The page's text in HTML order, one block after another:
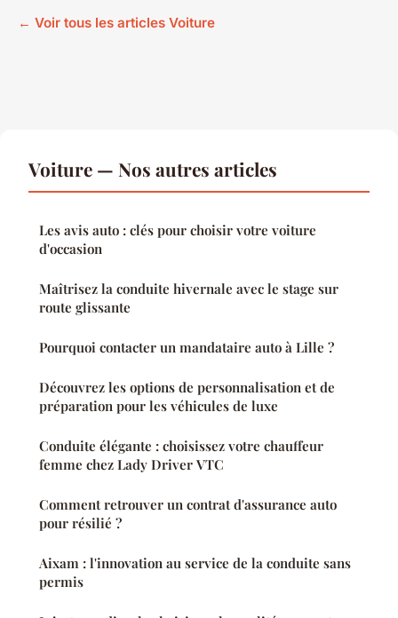
← Voir tous les articles Voiture
Voiture — Nos autres articles
Les avis auto : clés pour choisir votre voiture
d'occasion
Maîtrisez la conduite hivernale avec le stage sur
route glissante
Pourquoi contacter un mandataire auto à Lille ?
Découvrez les options de personnalisation et de
préparation pour les véhicules de luxe
Conduite élégante : choisissez votre chauffeur
femme chez Lady Driver VTC
Comment retrouver un contrat d'assurance auto
pour résilié ?
Aixam : l'innovation au service de la conduite sans
permis